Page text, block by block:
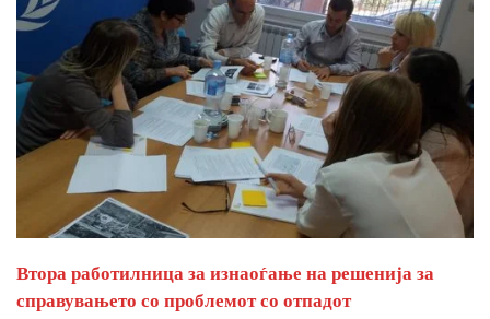
Втора работилница за изнаоѓање на решенија за
справувањето со проблемот со отпадот